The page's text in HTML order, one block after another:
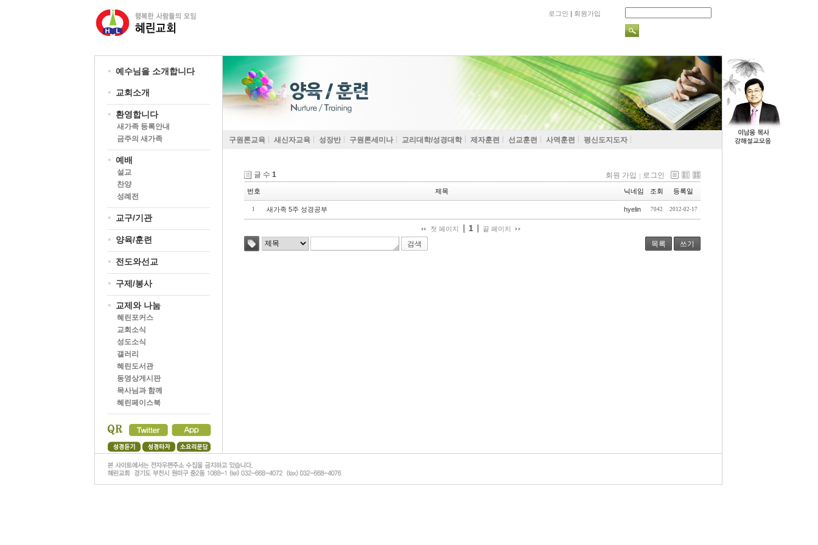
로그인 | 회원가입
예수님을 소개합니다
교회소개
환영합니다
새가족 등록안내
금주의 새가족
예배
설교
찬양
성례전
교구/기관
양육/훈련
전도와선교
구제/봉사
교제와 나눔
혜린포커스
교회소식
성도소식
갤러리
혜린도서관
동영상게시판
목사님과 함께
혜린페이스북
구원론교육 새신자교육 성장반 구원론세미나 교리대학/성경대학 제자훈련 선교훈련 사역훈련 평신도지도자
글 수 1 회원 가입 로그인
번호 제목 닉네임 조회 등록일
1 새가족 5주 성경공부 hyelin 7042 2012-02-17
첫 페이지 1 끝 페이지
목록 쓰기